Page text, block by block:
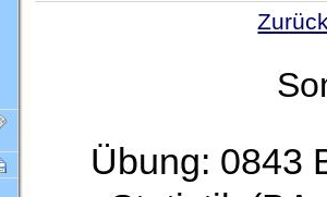
Übung: 0843